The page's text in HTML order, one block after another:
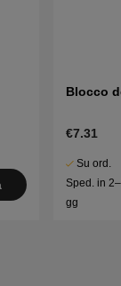
Blocco
€7.31
Su ord.
Sped. in
gg